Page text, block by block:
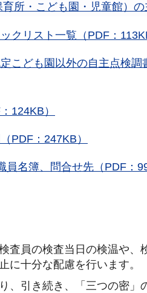
所・こども園・児童館）の
クリスト一覧（PDF：
こども園以外の自主点検調
124KB）
PDF：247KB）
名簿、問合せ先（PDF：
査員の検査当日の検温や
に十分な配慮を行います。
、引き続き、「三つの密